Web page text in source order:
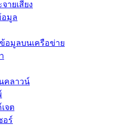
ายเสียง
อมูล
อมูลบนเครือข่าย
คลาวน์
จต
อร์